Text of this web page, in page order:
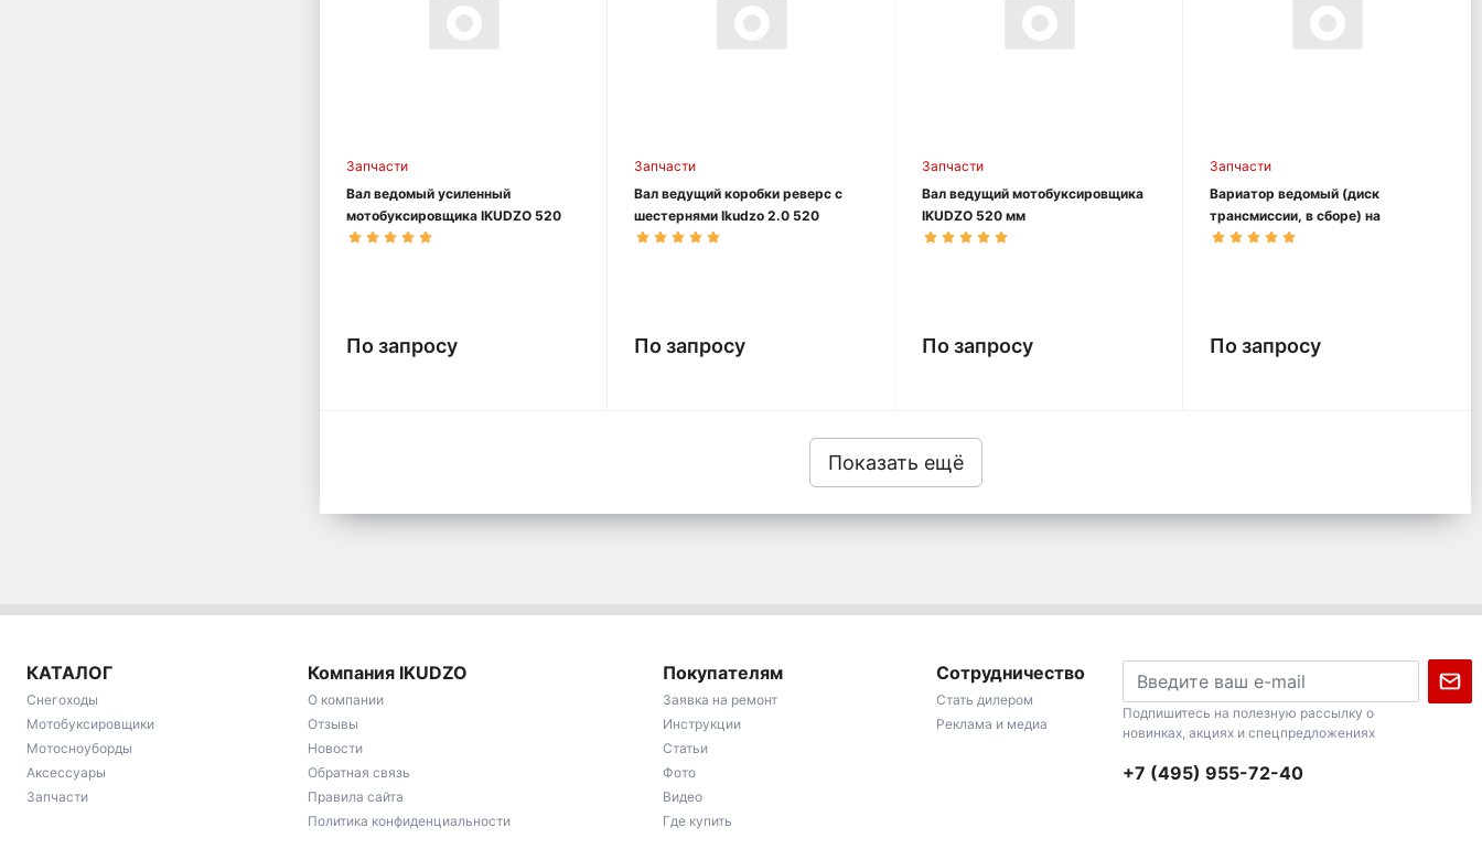
Запчасти
Вал ведомый усиленный
мотобуксировщика IKUDZO 520
мм
По запросу
Запчасти
Вал ведущий коробки реверс с
шестернями Ikudzo 2.0 520
По запросу
Запчасти
Вал ведущий мотобуксировщика
IKUDZO 520 мм
По запросу
Запчасти
Вариатор ведомый (диск
трансмиссии, в сборе) на
мотобукс. IKUDZO все модели
По запросу
Показать ещё
КАТАЛОГ
Снегоходы
Мотобуксировщики
Мотосноуборды
Аксессуары
Запчасти
Компания IKUDZO
О компании
Отзывы
Новости
Обратная связь
Правила сайта
Политика конфиденциальности
Покупателям
Заявка на ремонт
Инструкции
Статьи
Фото
Видео
Где купить
Сотрудничество
Стать дилером
Реклама и медиа
Подпишитесь на полезную рассылку о
новинках, акциях и спецпредложениях
+7 (495) 955-72-40